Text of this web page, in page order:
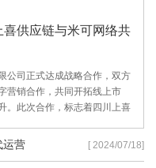
喜供应链与米可网络共
公司正式达成战略合作，双方
营销合作，共同开拓线上市
。此次合作，标志着四川上喜
运营 [ 2024/07/18]